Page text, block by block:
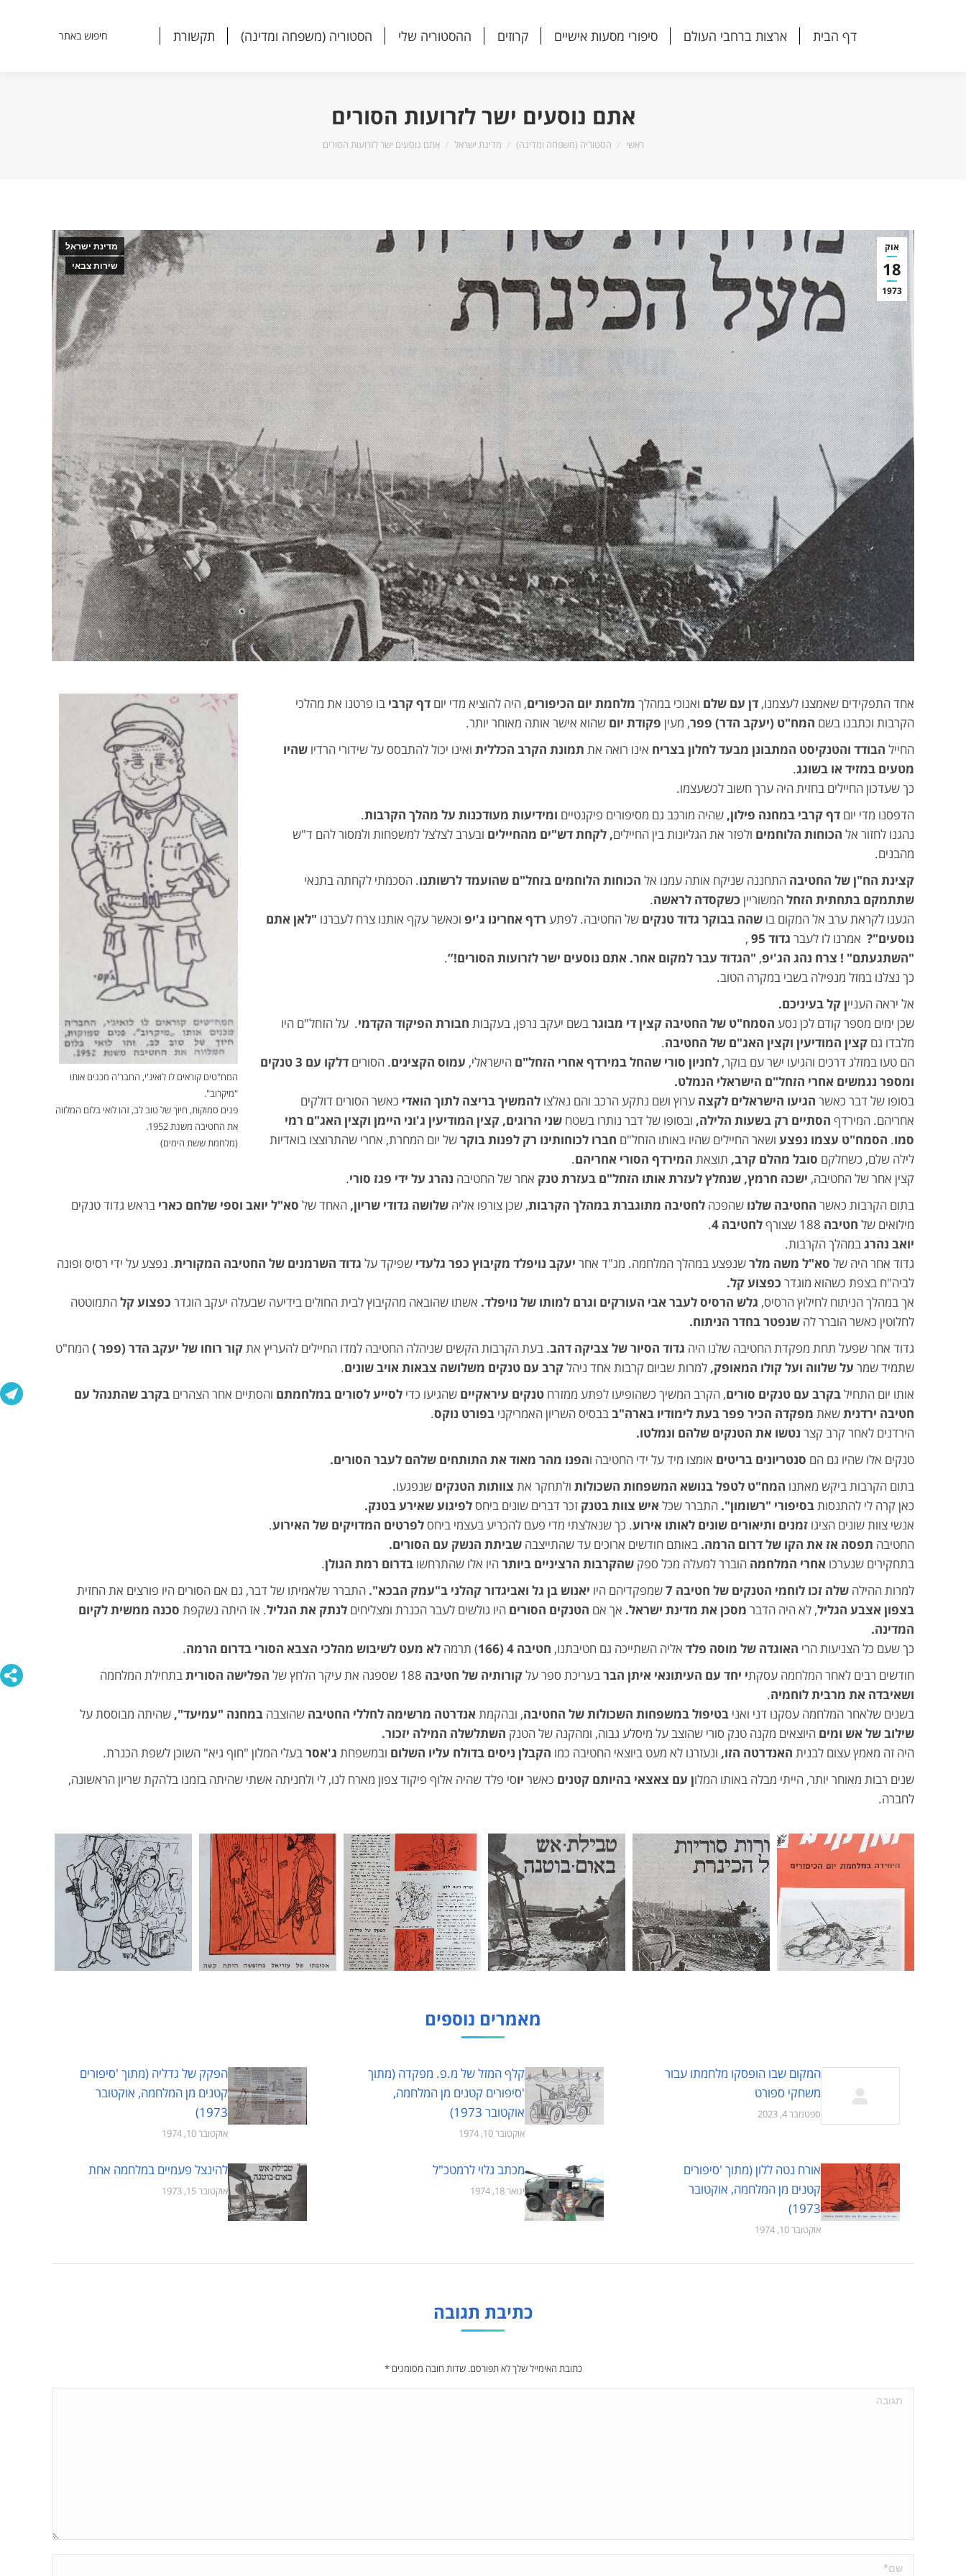
דף הבית ארצות ברחבי העולם סיפורי מסעות אישיים קרוזים ההסטוריה שלי הסטוריה (משפחה ומדינה) תקשורת Search:
חיפוש באתר
אתם נוסעים ישר לזרועות הסורים
הנך נמצא כאן:
ראשי הסטוריה (משפחה ומדינה) מדינת ישראל אתם נוסעים ישר לזרועות הסורים
אוק
18
1973
מדינת ישראל
שירות צבאי
המח"טים קוראים לו לואיג'י, החבר'ה מכנים אותו
"מיקרוב".
פנים סמוקות, חיוך של טוב לב, זהו לואי בלום המלווה
את החטיבה משנת 1952.
(מלחמת ששת הימים)
אחד התפקידים שאמצנו לעצמנו, דן עם שלם ואנוכי במהלך מלחמת יום הכיפורים, היה להוציא מדי יום דף קרבי בו פרטנו את מהלכי
הקרבות וכתבנו בשם המח"ט (יעקב הדר) פפר, מעין פקודת יום שהוא אישר אותה מאוחר יותר.
החייל הבודד והטנקיסט המתבונן מבעד לחלון בצריח אינו רואה את תמונת הקרב הכללית ואינו יכול להתבסס על שידורי הרדיו שהיו
מטעים במזיד או בשוגג.
כך שעדכון החיילים בחזית היה ערך חשוב לכשעצמו.
הדפסנו מדי יום דף קרבי במחנה פילון, שהיה מורכב גם מסיפורים פיקנטיים ומידיעות מעודכנות על מהלך הקרבות.
נהגנו לחזור אל הכוחות הלוחמים ולפזר את הגליונות בין החיילים, לקחת דש"ים מהחיילים ובערב לצלצל למשפחות ולמסור להם ד"ש
מהבנים.
קצינת הח"ן של החטיבה התחננה שניקח אותה עמנו אל הכוחות הלוחמים בזחל"ם שהועמד לרשותנו. הסכמתי לקחתה בתנאי
שתתמקם בתחתית הזחלהמשוריין כשקסדה לראשה.
הגענו לקראת ערב אל המקום בו שהה בבוקר גדוד טנקים של החטיבה. לפתע רדף אחרינו ג'יפ וכאשר עקף אותנו צרח לעברנו "לאן אתם
נוסעים"? אמרנו לו לעבר גדוד 95
,
"השתגעתם" ! צרח נהג הג'יפ, "הגדוד עבר למקום אחר. אתם נוסעים ישר לזרועות הסורים!”.
כך נצלנו במזל מנפילה בשבי במקרה הטוב.
אל יראה העניין קל בעיניכם.
שכן ימים מספר קודם לכן נסע הסמח"ט של החטיבה קצין די מבוגרבשם יעקב נרפן, בעקבות חבורת הפיקוד הקדמי. על הזחל"ם היו
מלבדו גם קצין המודיעין וקצין האג"ם של החטיבה.
הם טעו במזלג דרכים והגיעו ישר עם בוקר, לחניון סורי שהחל במירדף אחרי הזחל"ם הישראלי, עמוס הקצינים. הסורים
דלקו עם 3 טנקים
ומספר נגמשים אחרי הזחל"ם הישראלי הנמלט.
בסופו של דבר כאשר הגיעו הישראלים לקצה ערוץ ושם נתקע הרכב והם נאלצו להמשיך בריצה לתוך הואדי כאשר הסורים דולקים
אחריהם. המירדף הסתיים רק בשעות הלילה, ובסופו של דבר נותרו בשטח שני הרוגים, קצין המודיעין ג'וני היימן וקצין האג"ם רמי
סמו. הסמח"ט עצמו נפצע ושאר החיילים שהיו באותו הזחל"ם חברו לכוחותינו רק לפנות בוקרשל יום המחרת, אחרי שהתרוצצו בואדיות
לילה שלם, כשחלקם סובל מהלם קרב, תוצאת המירדף הסורי אחריהם.
קצין אחר של החטיבה, ישכה חרמץ, שנחלץ לעזרת אותו הזחל"ם בעזרת טנק אחר של החטיבה נהרג על ידי פגז סורי.
בתום הקרבות כאשר החטיבה שלנו שהפכה לחטיבה מתוגברת במהלך הקרבות, שכן צורפו אליה שלושה גדודי שריון, האחד של סא"ל יואב וספי שלחם כארי בראש גדוד טנקים
מילואים של חטיבה לחטיבה 4
.
יואב נהרגבמהלך הקרבות.
גדוד אחר היה של סא"ל משה מלרשנפצע במהלך המלחמה. מג"ד אחר יעקב נויפלד מקיבוץ כפר גלעדי שפיקד על גדוד השרמנים של החטיבה המקורית. נפצע על ידי רסיס ופונה
לביה"ח בצפת כשהוא מוגדר כפצוע קל.
אך במהלך הניתוח לחילוץ הרסיס, גלש הרסיס לעבר אבי העורקים וגרם למותו של נויפלד. אשתו שהובאה מהקיבוץ לבית החולים בידיעה שבעלה יעקב הוגדר כפצוע קלהתמוטטה
לחלוטין כאשר הוברר לה שנפטר בחדר הניתוח.
גדוד אחר שפעל תחת מפקדת החטיבה שלנו היה גדוד הסיור של צביקה דהב. בעת הקרבות הקשים שניהלה החטיבה למדו החיילים להעריץ אתקור רוחו של יעקב הדר (פפר )המח"ט
שתמיד שמר על שלווה ועל קולו המאופק, למרות שביום קרבות אחד ניהלקרב עם טנקים משלושה צבאות אויב שונים.
אותו יום התחילבקרב עם טנקים סורים, הקרב המשיך כשהופיעו לפתע ממזרח טנקים עיראקיים שהגיעו כדי לסייע לסורים במלחמתם והסתיים אחר הצהרים בקרב שהתנהל עם
חטיבה ירדניתשאת מפקדה הכיר פפר בעת לימודיו בארה"בבבסיס השריון האמריקני בפורט נוקס.
הירדנים לאחר קרב קצר נטשו את הטנקים שלהם ונמלטו.
טנקים אלו שהיו גם הם סנטריונים בריטים אומצו מיד על ידי החטיבה והפנו מהר מאוד את התותחים שלהם לעבר הסורים.
בתום הקרבות ביקש מאתנו המח"ט לטפל בנושא המשפחות השכולות ולתחקר את צוותות הטנקים שנפגעו.
כאן קרה לי להתנסותבסיפורי "רשומון". התברר שכל איש צוות בטנק זכר דברים שונים ביחסלפיגוע שאירע בטנק.
אנשי צוות שונים הציגו זמנים ותיאורים שונים לאותו אירוע. כך שנאלצתי מדי פעם להכריע בעצמי ביחסלפרטים המדויקים של האירוע.
החטיבה תפסה אז את הקו של דרום הרמה. באותם חודשים ארוכים עד שהתייצבה שביתת הנשק עם הסורים.
בתחקירים שנערכו אחרי המלחמה הוברר למעלה מכל ספק שהקרבות הרציניים ביותרהיו אלו שהתרחשו בדרום רמת הגולן.
למרות ההילה שלה זכו לוחמי הטנקים של חטיבה 7 שמפקדיהם היו יאנוש בן גל ואביגדור קהלני ב"עמק הבכא". התברר שלאמיתו של דבר, גם אם הסורים היו פורצים את החזית
בצפון אצבע הגליל, לא היה הדבר מסכן את מדינת ישראל. אך אם הטנקים הסורים היו גולשים לעבר הכנרת ומצליחים לנתק את הגליל. אז היתה נשקפת סכנה ממשית לקיום
המדינה.
כך שעם כל הצניעות הרי האוגדה של מוסה פלד אליה השתייכה גם חטיבתנו, חטיבה 4 (166 ) תרמה לא מעט לשיבוש מהלכי הצבא הסורי בדרום הרמה.
חודשים רבים לאחר המלחמה עסקתי יחד עם העיתונאי איתן הברבעריכת ספר עלקורותיה של חטיבה הפלישה הסוריתבתחילת המלחמה
ושאיבדה את מרבית לוחמיה.
בשנים שלאחר המלחמה עסקנו דני ואני בטיפול במשפחות השכולות של החטיבה, ובהקמת אנדרטה מרשימה לחללי החטיבה שהוצבה במחנה "עמיעד", שהיתה מבוססת על
שילוב של אש ומים היוצאים מקנה טנק סורי שהוצב על מיסלע גבוה, ומהקנה של הטנק השתלשלה המילה יזכור.
היה זה מאמץ עצום לבנית האנדרטה הזו, ונעזרנו לא מעט ביוצאי החטיבה כמו הקבלן ניסים בדולח עליו השלום ובמשפחת ג'אסרבעלי המלון "חוף גיא" השוכן לשפת הכנרת.
שנים רבות מאוחר יותר, הייתי מבלה באותו המלון עם צאצאי בהיותם קטנים כאשר יוסי פלד שהיה אלוף פיקוד צפון מארח לנו, לי ולחניתה אשתי שהיתה בזמנו בלהקת שריון הראשונה,
לחברה.
מאמרים נוספים
המקום שבו הופסקו מלחמתו עבור
משחקי ספורט
ספטמבר 4, 2023
קלף המזל של מ.פ. מפקדה (מתוך
'סיפורים קטנים מן המלחמה,
אוקטובר 1973)
אוקטובר 10, 1974
הפקק של גדליה (מתוך 'סיפורים
קטנים מן המלחמה, אוקטובר
1973)
אוקטובר 10, 1974
אורח נטה ללון (מתוך 'סיפורים
קטנים מן המלחמה, אוקטובר
1973)
אוקטובר 10, 1974
מכתב גלוי לרמטכ"ל
ינואר 18, 1974
להינצל פעמיים במלחמה אחת
אוקטובר 15, 1973
כתיבת תגובה
כתובת האימייל שלך לא תפורסם. שדות חובה מסומנים*
תגובה
שם *